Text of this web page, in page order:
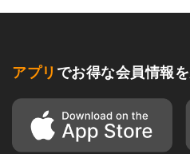
アプリ でお得な会員情報